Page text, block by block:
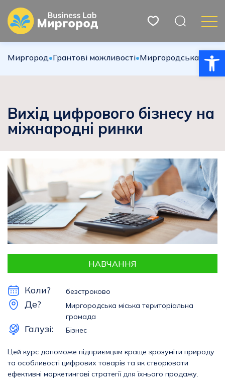
Миргород•Грантові можливості•Миргородська
Вихід цифрового бізнесу на
міжнародні ринки
НАВЧАННЯ
Коли? безстроково
Де?
Миргородська міська територіальна
громада
Галузі: Бізнес
Цей курс допоможе підприємцям краще зрозуміти природу
та особливості цифрових товарів та як створювати
ефективні маркетингові стратегії для їхнього продажу.